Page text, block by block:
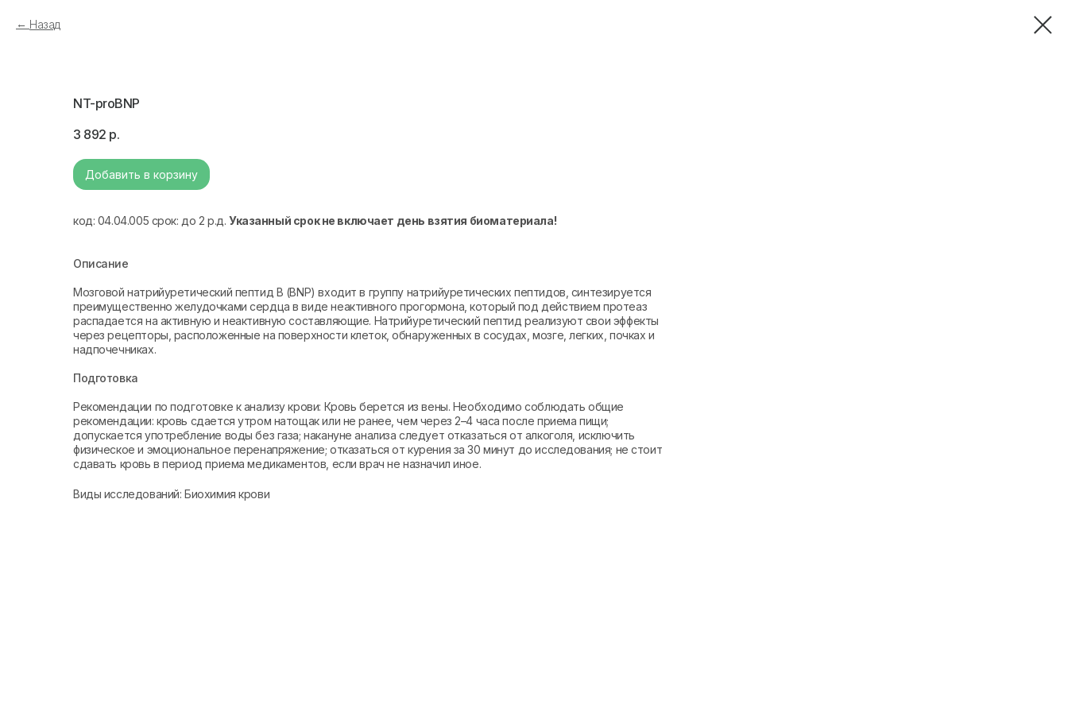
Назад
NT-proBNP
3 892 р.
Добавить в корзину
код: 04.04.005 срок: до 2 р.д. Указанный срок не включает день взятия биоматериала!
Описание
Мозговой натрийуретический пептид B (BNP) входит в группу натрийуретических пептидов, синтезируется
преимущественно желудочками сердца в виде неактивного прогормона, который под действием протеаз
распадается на активную и неактивную составляющие. Натрийуретический пептид реализуют свои эффекты
через рецепторы, расположенные на поверхности клеток, обнаруженных в сосудах, мозге, легких, почках и
надпочечниках.
Подготовка
Рекомендации по подготовке к анализу крови: Кровь берется из вены. Необходимо соблюдать общие
рекомендации: кровь сдается утром натощак или не ранее, чем через 2–4 часа после приема пищи;
допускается употребление воды без газа; накануне анализа следует отказаться от алкоголя, исключить
физическое и эмоциональное перенапряжение; отказаться от курения за 30 минут до исследования; не стоит
сдавать кровь в период приема медикаментов, если врач не назначил иное.
Виды исследований: Биохимия крови